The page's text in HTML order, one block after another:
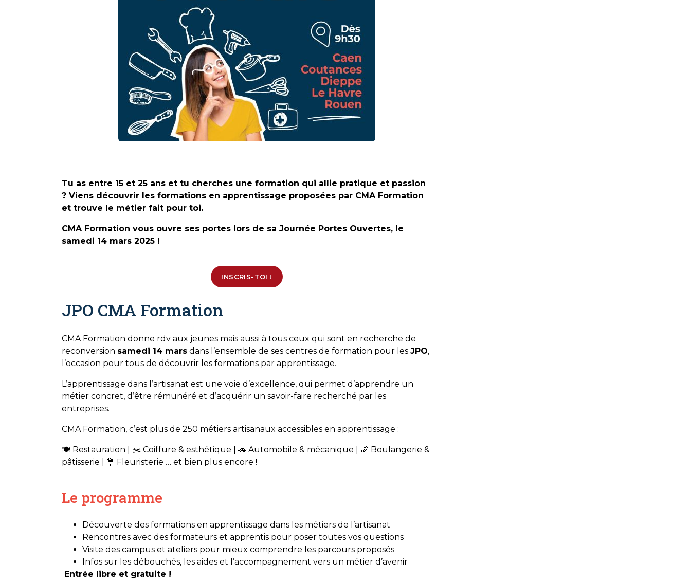
Tu as entre 15 et 25 ans et tu cherches une formation qui allie pratique et passion
? Viens découvrir les formations en apprentissage proposées par CMA Formation
et trouve le métier fait pour toi.
CMA Formation vous ouvre ses portes lors de sa Journée Portes Ouvertes, le
samedi 14 mars 2025 !
INSCRIS-TOI !
JPO CMA Formation
CMA Formation donne rdv aux jeunes mais aussi à tous ceux qui sont en recherche de
reconversion samedi 14 mars dans l’ensemble de ses centres de formation pour les JPO,
l’occasion pour tous de découvrir les formations par apprentissage.
L’apprentissage dans l’artisanat est une voie d’excellence, qui permet d’apprendre un
métier concret, d’être rémunéré et d’acquérir un savoir-faire recherché par les
entreprises.
CMA Formation, c’est plus de 250 métiers artisanaux accessibles en apprentissage :
🍽️ Restauration | ✂️ Coiffure & esthétique | 🚗 Automobile & mécanique | 🥖 Boulangerie &
pâtisserie | 💐 Fleuristerie … et bien plus encore !
Le programme
Découverte des formations en apprentissage dans les métiers de l’artisanat
Rencontres avec des formateurs et apprentis pour poser toutes vos questions
Visite des campus et ateliers pour mieux comprendre les parcours proposés
Infos sur les débouchés, les aides et l’accompagnement vers un métier d’avenir
Entrée libre et gratuite !